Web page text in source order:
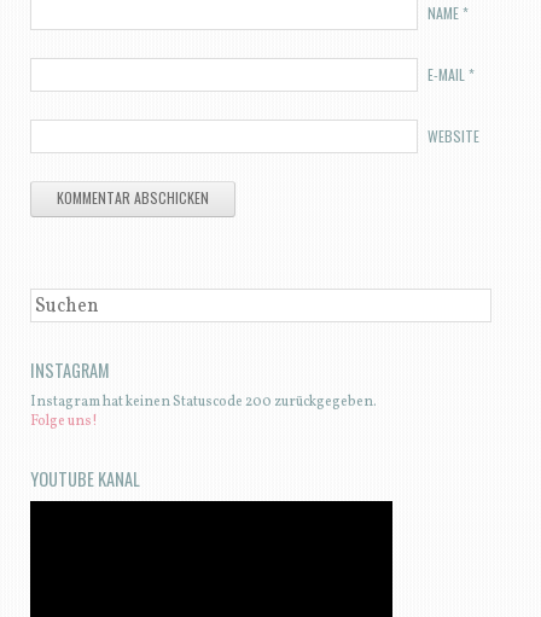
NAME*
E-MAIL *
WEBSITE
SUCHEN
INSTAGRAM
Instagram hat keinen Statuscode 200 zurückgegeben.
Folge uns!
YOUTUBE KANAL